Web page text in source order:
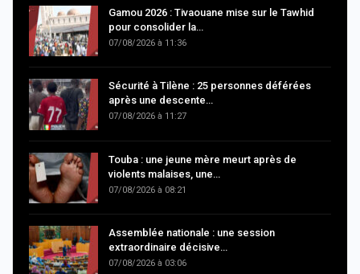
Gamou 2026 : Tivaouane mise sur le Tawhid
pour consolider la…
07/08/2026 à 11:36
Sécurité à Tilène : 25 personnes déférées
après une descente…
07/08/2026 à 11:27
Touba : une jeune mère meurt après de
violents malaises, une…
07/08/2026 à 08:21
Assemblée nationale : une session
extraordinaire décisive…
07/08/2026 à 03:06